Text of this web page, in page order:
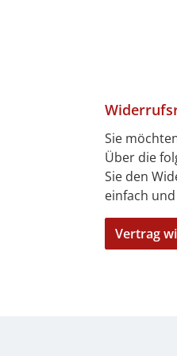
Sie
Über die
Sie den
einfach
Vertrag